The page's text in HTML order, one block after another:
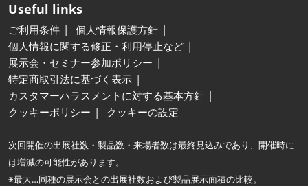
Useful links
ご利用条件
個人情報保護方針
個人情報に関する修正・利用停止など
展示会・セミナー参加ポリシー
特定商取引法に基づく表示
カスタマーハラスメントに対する基本方針
クッキーポリシー
クッキーの設定
次回開催の出展社数・製品数・来場者数は最終見込みであり、開催時に
は増減の可能性があります。
※最大…同種の展示会との出展社数および製品展示面積の比較。